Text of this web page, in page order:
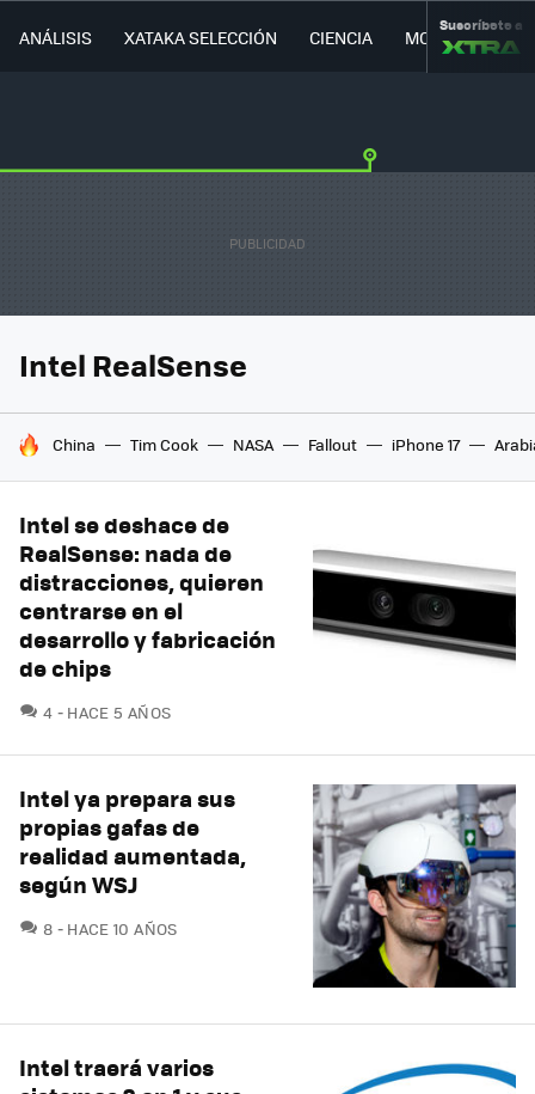
ANÁLISIS XATAKA SELECCIÓN CIENCIA MOVILIDAD
Suscríbete a
Intel RealSense
HOY SE HABLA DE
China Tim Cook NASA Fallout iPhone 17
Intel se deshace de
RealSense: nada de
distracciones, quieren
centrarse en el
desarrollo y fabricación
de chips
4 COMENTARIOS
HACE 5 AÑOS
Intel ya prepara sus
propias gafas de
realidad aumentada,
según WSJ
8 COMENTARIOS
HACE 10 AÑOS
Intel traerá varios